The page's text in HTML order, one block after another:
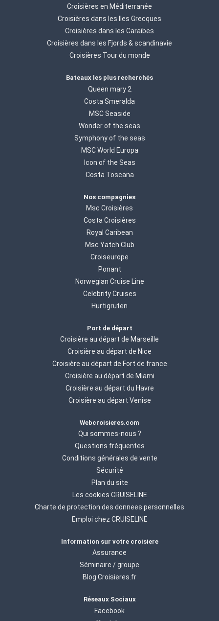
Croisières en Méditerranée
Croisières dans les Iles Grecques
Croisières dans les Caraibes
Croisières dans les Fjords & scandinavie
Croisières Tour du monde
Bateaux les plus recherchés
Queen mary 2
Costa Smeralda
MSC Seaside
Wonder of the seas
Symphony of the seas
MSC World Europa
Icon of the Seas
Costa Toscana
Nos compagnies
Msc Croisières
Costa Croisières
Royal Caribean
Msc Yatch Club
Croiseurope
Ponant
Norwegian Cruise Line
Celebrity Cruises
Hurtigruten
Port de départ
Croisière au départ de Marseille
Croisière au départ de Nice
Croisière au départ de Fort de france
Croisière au départ de Miami
Croisière au départ du Havre
Croisière au départ Venise
Webcroisieres.com
Qui sommes-nous ?
Questions fréquentes
Conditions générales de vente
Sécurité
Plan du site
Les cookies CRUISELINE
Charte de protection des donnees personnelles
Emploi chez CRUISELINE
Information sur votre croisiere
Assurance
Séminaire / groupe
Blog Croisieres.fr
Réseaux Sociaux
Facebook